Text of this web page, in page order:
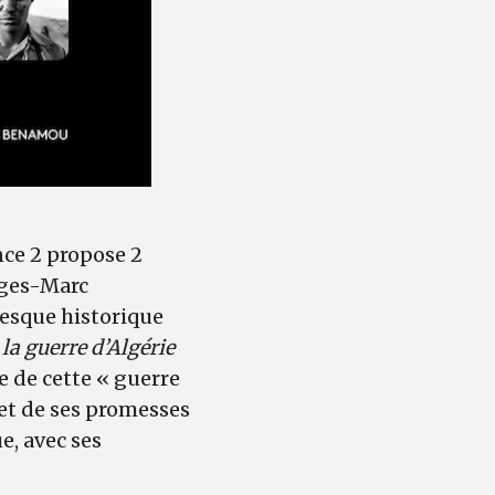
2 propose 2
Marc
historique
la guerre d’Algérie
de cette « guerre
de ses promesses
avec ses